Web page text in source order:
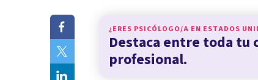
¿ERES PSICÓLOGO/A EN ESTADOS
Destaca entre toda tu
profesional.